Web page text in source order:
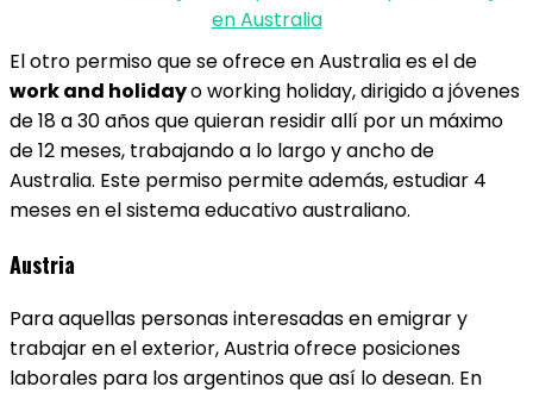
en Australia
El otro permiso que se ofrece en Australia es el de
work and holidayo working holiday, dirigido a jóvenes
de 18 a 30 años que quieran residir allí por un máximo
de 12 meses, trabajando a lo largo y ancho de
Australia. Este permiso permite además, estudiar 4
meses en el sistema educativo australiano.
Austria
Para aquellas personas interesadas en emigrar y
trabajar en el exterior, Austria ofrece posiciones
laborales para los argentinos que así lo desean. En